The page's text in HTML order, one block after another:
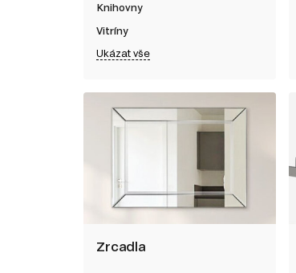
Knihovny
Vitríny
Ukázat vše
Zrcadla